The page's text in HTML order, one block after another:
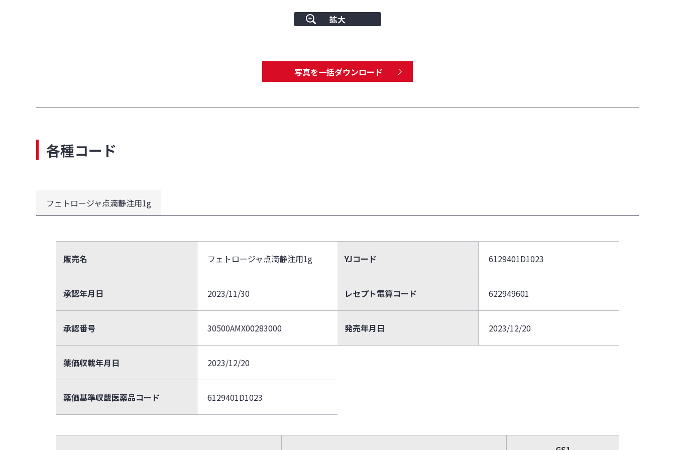
拡大
写真を一括ダウンロード
各種コード
フェトロージャ点滴静注用1g
販売名 フェトロージャ点滴静注用1g
承認年月日 2023/11/30
承認番号 30500AMX00283000
薬価収載年月日 2023/12/20
薬価基準収載医薬品コード 6129401D1023
YJコード 6129401D1023
レセプト電算コード 622949601
発売年月日 2023/12/20